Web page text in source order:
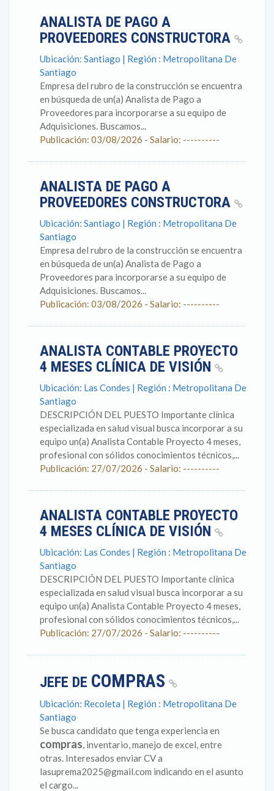
ANALISTA DE PAGO A
PROVEEDORES CONSTRUCTORA
Ubicación: Santiago | Región : Metropolitana De
Santiago
Empresa del rubro de la construcción se encuentra
en búsqueda de un(a) Analista de Pago a
Proveedores para incorporarse a su equipo de
Adquisiciones. Buscamos...
Publicación: 03/08/2026 - Salario: ----------
ANALISTA DE PAGO A
PROVEEDORES CONSTRUCTORA
Ubicación: Santiago | Región : Metropolitana De
Santiago
Empresa del rubro de la construcción se encuentra
en búsqueda de un(a) Analista de Pago a
Proveedores para incorporarse a su equipo de
Adquisiciones. Buscamos...
Publicación: 03/08/2026 - Salario: ----------
ANALISTA CONTABLE PROYECTO
4 MESES CLÍNICA DE VISIÓN
Ubicación: Las Condes | Región : Metropolitana De
Santiago
DESCRIPCIÓN DEL PUESTO Importante clínica
especializada en salud visual busca incorporar a su
equipo un(a) Analista Contable Proyecto 4 meses,
profesional con sólidos conocimientos técnicos,...
Publicación: 27/07/2026 - Salario: ----------
ANALISTA CONTABLE PROYECTO
4 MESES CLÍNICA DE VISIÓN
Ubicación: Las Condes | Región : Metropolitana De
Santiago
DESCRIPCIÓN DEL PUESTO Importante clínica
especializada en salud visual busca incorporar a su
equipo un(a) Analista Contable Proyecto 4 meses,
profesional con sólidos conocimientos técnicos,...
Publicación: 27/07/2026 - Salario: ----------
JEFE DE COMPRAS
Ubicación: Recoleta | Región : Metropolitana De
Santiago
Se busca candidato que tenga experiencia en
compras, inventario, manejo de excel, entre
otras. Interesados enviar CV a
lasuprema2025@gmail.com indicando en el asunto
el cargo...